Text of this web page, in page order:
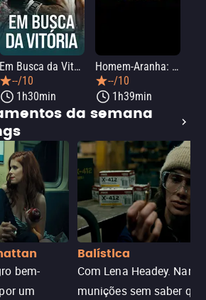
Em Busca da Vitória
--/10
1h30min
Homem-Aranha: Um Novo Dia
--/10
1h39min
da semana
bem-
um
Balística
Com Lena Headey.
munições sem saber